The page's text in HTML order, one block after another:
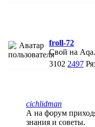
froll-72
Свой на
3102 2497
cichlidman
А на форум
знания и советы.